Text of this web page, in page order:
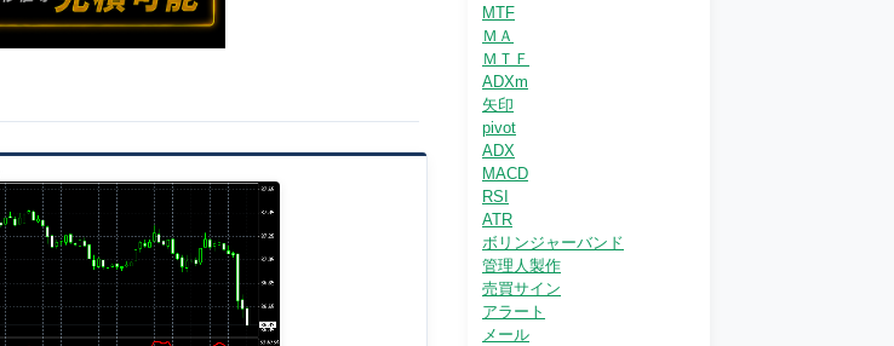
MTF
ＭＡ
ＭＴＦ
ADXm
矢印
pivot
ADX
MACD
RSI
ATR
ボリンジャーバンド
管理人製作
売買サイン
アラート
メール